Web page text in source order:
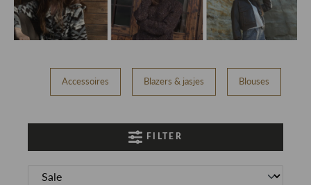
Accessoires Blazers & jasjes Blouses
FILTER